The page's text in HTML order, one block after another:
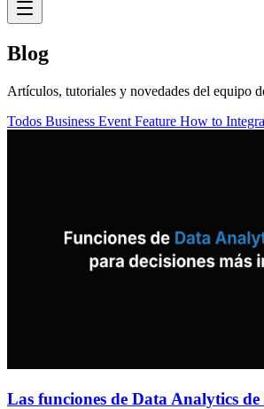
Blog
Artículos, tutoriales y novedades del equipo
Todos Business Event Feature How to
Las funciones de Data Analytics